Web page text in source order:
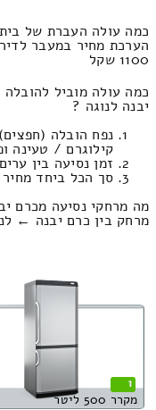
כמה עולה העברת של בית 2 חדרים מכרם יבנה לנוגה?
1100 שקל
יבנה לנוגה ?
קילוגרם / טעינה ופריקה:
זמן נסיעה בין ערים 0 דקות 0 שניות / מחיר נסיעה 0.00
סך הכל ביחד מחיר מחירון:
מה מרחקי נסיעה מכרם
מרחק בין כרם יבנה ← לנוגה הוא :
1
מקרר 500 ליטר